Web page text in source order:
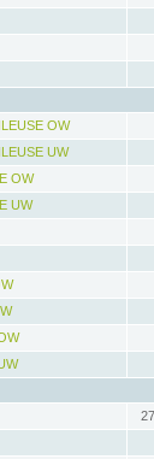
OW
UW
OW
UW